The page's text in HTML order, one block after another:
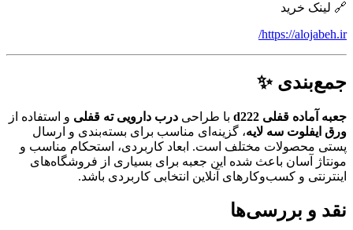
🔗 لینک خرید
https://alojabeh.ir/
جمع‌بندی ✨
جعبه آماده قفلی d222 با طراحی درب دارویی ته قفلی و استفاده از
ورق ایفلوت سه لایه، گزینه‌ای مناسب برای بسته‌بندی و ارسال
پستی محصولات مختلف است. ابعاد کاربردی، استحکام مناسب و
مونتاژ آسان باعث شده این جعبه برای بسیاری از فروشگاه‌های
اینترنتی و کسب‌وکارهای آنلاین انتخابی کاربردی باشد.
نقد و بررسی‌ها